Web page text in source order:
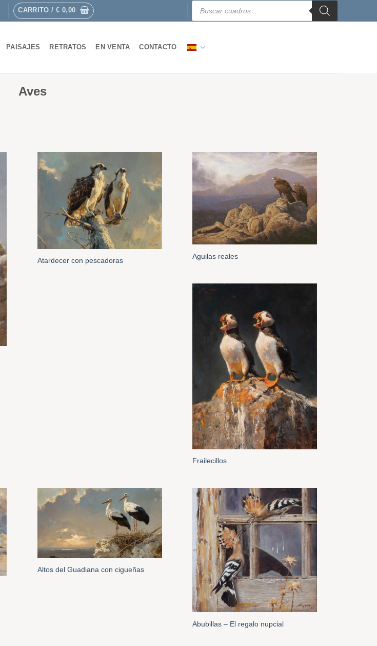
CARRITO / € 0,00
Búsqueda
productos
PAISAJES RETRATOS EN VENTA CONTACTO
Aves
Atardecer con pescadoras
Aguilas reales
Frailecillos
Altos del Guadiana con cigueñas
Abubillas – El regalo nupcial